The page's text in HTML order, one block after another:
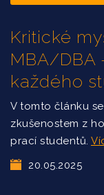
Kritické
MBA/DBA
každého
V tomto článku
zkušenostem z
prací studentů.
20.05.2025